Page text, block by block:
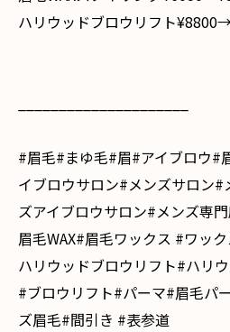
ハリウッドブロウリフト
#眉毛#まゆ毛#眉#アイブロウ#
イブロウサロン#メンズサロン
ズアイブロウサロン#メンズ専
眉毛WAX#眉毛ワックス #ワッ
ハリウッドブロウリフト#ハリ
#ブロウリフト#パーマ#眉毛パ
ズ眉毛#間引き #表参道